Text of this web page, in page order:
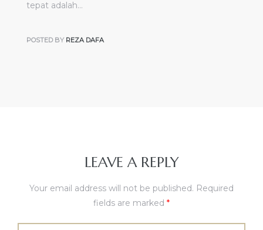
tepat adalah…
POSTED BY REZA DAFA
LEAVE A REPLY
Your email address will not be published. Required
fields are marked *